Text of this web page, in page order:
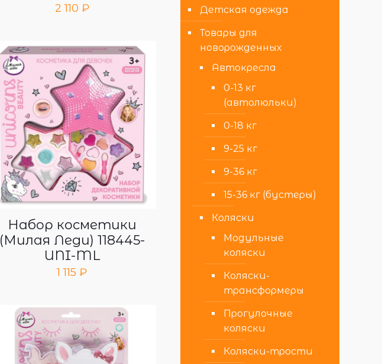
2 110 ₽
Набор косметики
(Милая Леди) 118445-
UNI-ML
1 115₽
Детская одежда
Товары для
новорожденных
Автокресла
0-13 кг
(автолюльки)
0-18 кг
9-25 кг
9-36 кг
15-36 кг (бустеры)
Коляски
Модульные
коляски
Коляски-
трансформеры
Прогулочные
коляски
Коляски-трости